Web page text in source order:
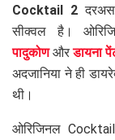
Cocktail 2
सीक्वल है।
पादुकोणऔरडायना
अदजानिया ने ही
थी।
ओरिजिनल